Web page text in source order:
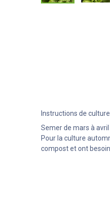
Instructions de culture
Semer de mars à
Pour la culture
compost et ont